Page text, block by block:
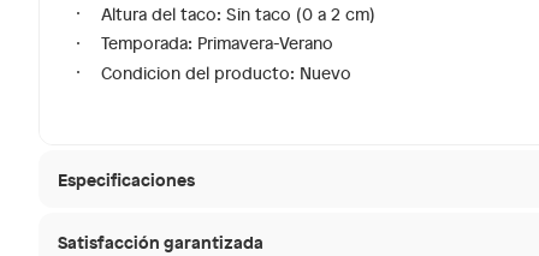
Altura del taco: Sin taco (0 a 2 cm)
Temporada: Primavera-Verano
Condicion del producto: Nuevo
Especificaciones
Material de la plantilla
Satisfacción garantizada